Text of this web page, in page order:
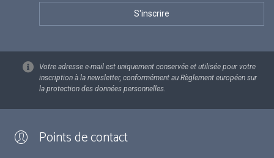
Votre adresse e-mail est uniquement conservée et utilisée pour votre
inscription à la newsletter, conformément au Règlement européen sur
la protection des données personnelles.
Points de contact